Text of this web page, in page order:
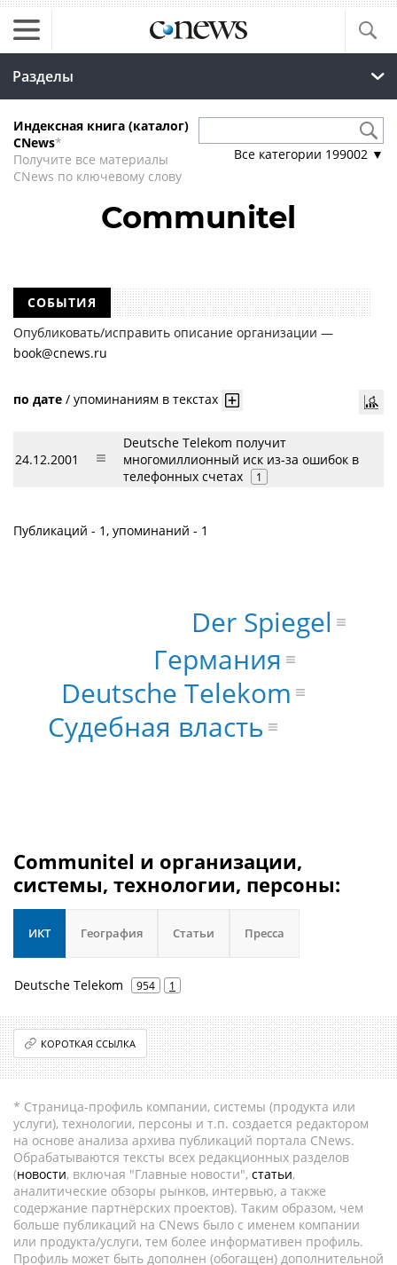
Разделы
Индексная книга (каталог)
CNews*
Получите все материалы
CNews по ключевому слову
Все категории 199002 ▼
Communitel
СОБЫТИЯ
Опубликовать/исправить описание организации —
book@cnews.ru
по дате / упоминаниям в текстах
24.12.2001
Deutsche Telekom получит
многомиллионный иск из-за ошибок в
телефонных счетах
1
Публикаций - 1, упоминаний - 1
Deutsche Telekom
Германия
Судебная власть
Der Spiegel
Communitel и организации,
системы, технологии, персоны:
ИКТ География Статьи Пресса
Deutsche Telekom 954 1
КОРОТКАЯ ССЫЛКА
* Страница-профиль компании, системы (продукта или
услуги), технологии, персоны и т.п. создается редактором
на основе анализа архива публикаций портала CNews.
Обрабатываются тексты всех редакционных разделов
(новости, включая "Главные новости", статьи,
аналитические обзоры рынков, интервью, а также
содержание партнёрских проектов). Таким образом, чем
больше публикаций на CNews было с именем компании
или продукта/услуги, тем более информативен профиль.
Профиль может быть дополнен (обогащен) дополнительной